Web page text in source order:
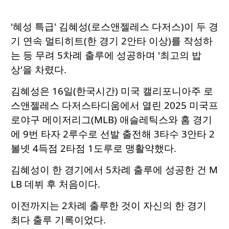
'혜성 특급' 김혜성(로스앤젤레스 다저스)이 두 경
기 연속 멀티히트(한 경기 2안타 이상)를 작성하
는 등 무려 5차례 출루에 성공하며 '최고의 밥
상'을 차렸다.
김혜성은 16일(한국시간) 미국 캘리포니아주 로
스앤젤레스 다저스타디움에서 열린 2025 미국프
로야구 메이저리그(MLB) 애슬레틱스와 홈 경기
에 9번 타자 2루수로 선발 출전해 3타수 3안타 2
볼넷 4득점 2타점 1도루로 맹활약했다.
김혜성이 한 경기에서 5차례 출루에 성공한 건 M
LB 데뷔 후 처음이다.
이전까지는 2차례 출루한 것이 자신의 한 경기
최다 출루 기록이었다.